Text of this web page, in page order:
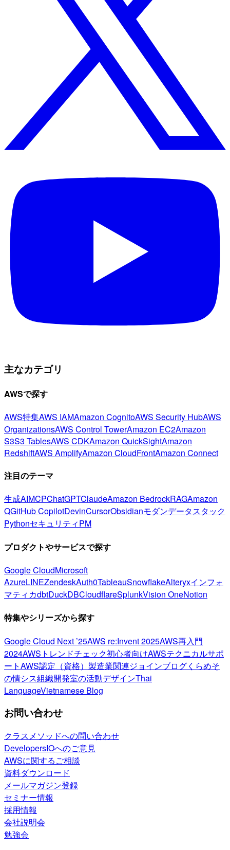
主なカテゴリ
AWSで探す
AWS特集AWS IAMAmazon CognitoAWS Security HubAWS
OrganizationsAWS Control TowerAmazon EC2Amazon
S3S3 TablesAWS CDKAmazon QuickSightAmazon
RedshiftAWS AmplifyAmazon CloudFrontAmazon Connect
注目のテーマ
生成AIMCPChatGPTClaudeAmazon BedrockRAGAmazon
QGitHub CopilotDevinCursorObsidianモダンデータスタック
PythonセキュリティPM
プロダクトやサービスで探す
Google CloudMicrosoft
AzureLINEZendeskAuth0TableauSnowflakeAlteryxインフォ
マティカdbtDuckDBCloudflareSplunkVision OneNotion
特集やシリーズから探す
Google Cloud Next ’25AWS re:Invent 2025AWS再入門
2024AWSトレンドチェック初心者向けAWSテクニカルサポ
ートAWS認定（資格） 製造業関連ジョインブログくらめそ
の情シス組織開発室の活動デザインThai
LanguageVietnamese Blog
お問い合わせ
クラスメソッドへの問い合わせ
DevelopersIOへのご意見
AWSに関するご相談
資料ダウンロード
メールマガジン登録
セミナー情報
採用情報
会社説明会
勉強会